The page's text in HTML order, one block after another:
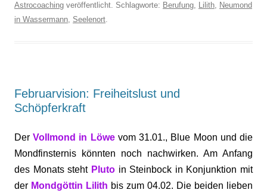
Astrocoaching veröffentlicht. Schlagworte: Berufung, Lilith, Neumond
in Wassermann, Seelenort.
Februarvision: Freiheitslust und
Schöpferkraft
DerVollmond in Löwe vom 31.01., Blue Moon und die
Mondfinsternis könnten noch nachwirken. Am Anfang
des Monats steht Plutoin Steinbock in Konjunktion mit
der Mondgöttin Lilith bis zum 04.02. Die beiden lieben